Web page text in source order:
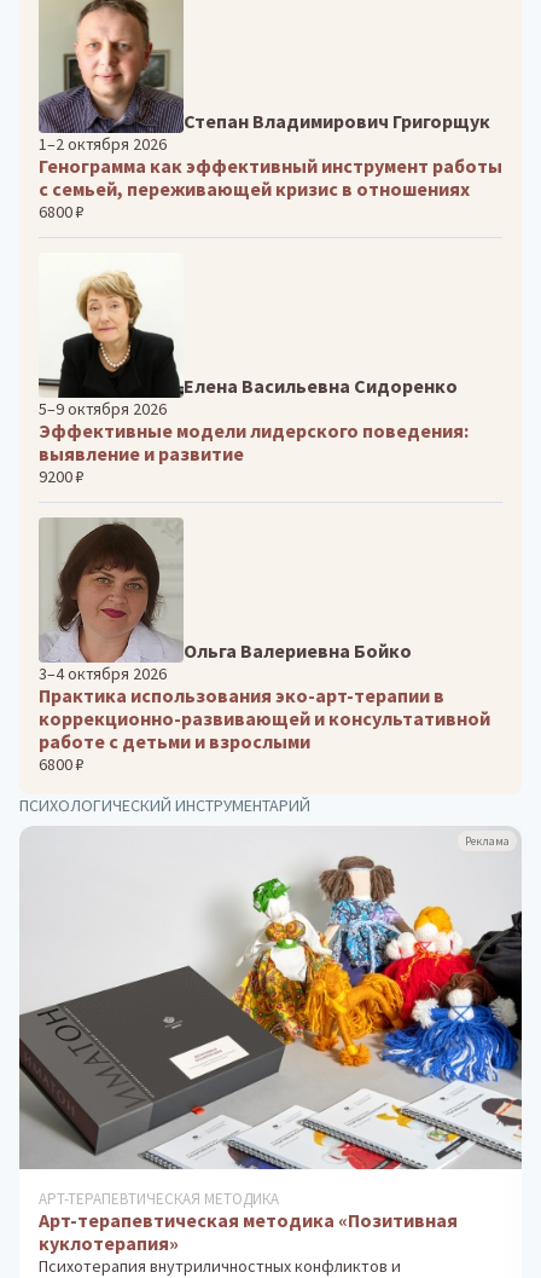
Степан Владимирович Григорщук
1–2 октября 2026
Генограмма как эффективный инструмент работы
с семьей, переживающей кризис в отношениях
6800 ₽
Елена Васильевна Сидоренко
5–9 октября 2026
Эффективные модели лидерского поведения:
выявление и развитие
9200 ₽
Ольга Валериевна Бойко
3–4 октября 2026
Практика использования эко-арт-терапии в
коррекционно-развивающей и консультативной
работе с детьми и взрослыми
6800 ₽
ПСИХОЛОГИЧЕСКИЙ ИНСТРУМЕНТАРИЙ
Реклама
ДИАГНОСТИКА ОСОБЕННОСТЕЙ ЛИЧНОСТИ
Методика «Домики»
Диагностика эмоциональной сферы и прогноз адаптации
ребенка